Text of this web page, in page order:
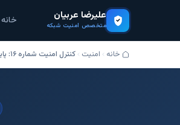
علیرضا عربیان
متخصص امنیت شبکه خانه
خانه امنیت کنترل امنیت شماره ۱۶: پایش و کنترل حساب‌های کاربری